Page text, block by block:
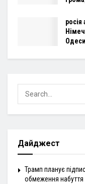
Одеси
Дайджест
Трамп планує
обмеження